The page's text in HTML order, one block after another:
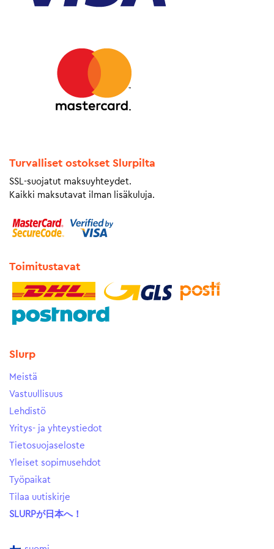
Turvalliset ostokset Slurpilta
SSL-suojatut maksuyhteydet.
Kaikki maksutavat ilman lisäkuluja.
Toimitustavat
Slurp
Meistä
Vastuullisuus
Lehdistö
Yritys- ja yhteystiedot
Tietosuojaseloste
Yleiset sopimusehdot
Työpaikat
Tilaa uutiskirje
SLURPが日本へ！